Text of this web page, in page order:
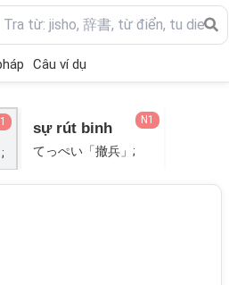
Câu ví dụ
sự rút binh
てっぺい「撤兵」;
N1